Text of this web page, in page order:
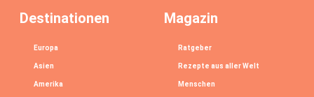
Destinationen
Europa
Asien
Amerika
Magazin
Ratgeber
Rezepte aus aller Welt
Menschen